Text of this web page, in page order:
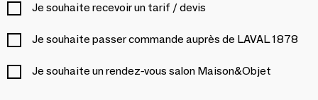
Je souhaite recevoir un tarif / devis
Je souhaite passer commande auprès de LAVAL 1878
Je souhaite un rendez-vous salon Maison&Objet